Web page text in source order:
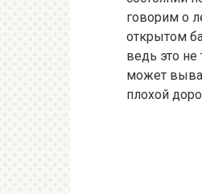
говорим о
открытом
ведь это
может
плохой